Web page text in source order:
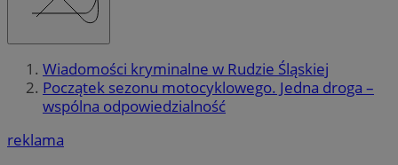
Wiadomości kryminalne w Rudzie Śląskiej
Początek sezonu motocyklowego. Jedna droga –
wspólna odpowiedzialność
reklama